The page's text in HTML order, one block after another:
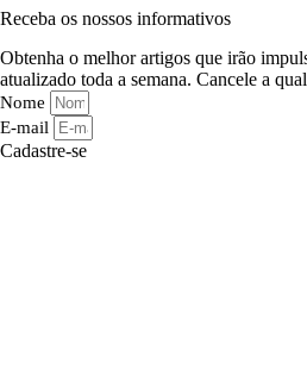
Receba os nossos informativos
Obtenha o melhor artigos que irão
atualizado toda a semana. Cancele a
Nome
E-mail
Cadastre-se